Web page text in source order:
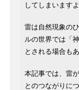
してしまいますよ
雷は自然現象の
ルの世界では「
とされる場合もあ
本記事では、雷
とのつながりに